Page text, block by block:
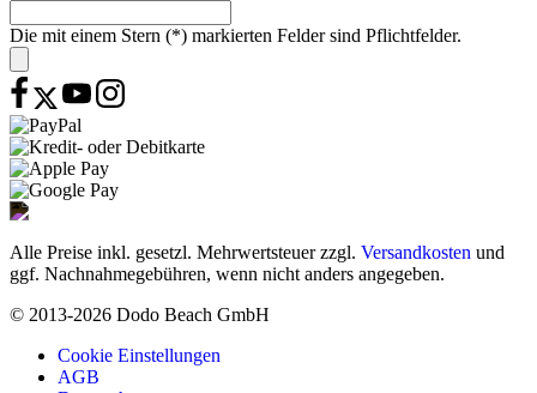
Die mit einem Stern (*) markierten Felder sind Pflichtfelder.
Alle Preise inkl. gesetzl. Mehrwertsteuer zzgl. Versandkosten und
ggf. Nachnahmegebühren, wenn nicht anders angegeben.
© 2013-2026 Dodo Beach GmbH
Cookie Einstellungen
AGB